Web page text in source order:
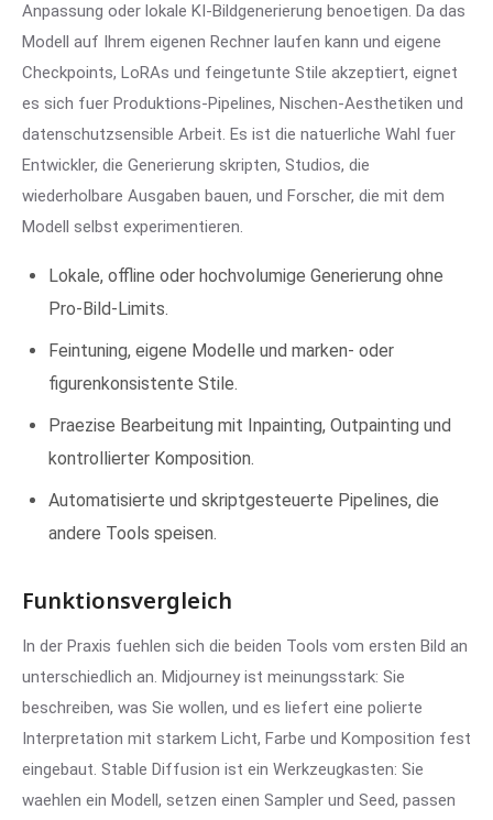
Anpassung oder lokale KI-Bildgenerierung benoetigen. Da das
Modell auf Ihrem eigenen Rechner laufen kann und eigene
Checkpoints, LoRAs und feingetunte Stile akzeptiert, eignet
es sich fuer Produktions-Pipelines, Nischen-Aesthetiken und
datenschutzsensible Arbeit. Es ist die natuerliche Wahl fuer
Entwickler, die Generierung skripten, Studios, die
wiederholbare Ausgaben bauen, und Forscher, die mit dem
Modell selbst experimentieren.
Lokale, offline oder hochvolumige Generierung ohne
Pro-Bild-Limits.
Feintuning, eigene Modelle und marken- oder
figurenkonsistente Stile.
Praezise Bearbeitung mit Inpainting, Outpainting und
kontrollierter Komposition.
Automatisierte und skriptgesteuerte Pipelines, die
andere Tools speisen.
Funktionsvergleich
In der Praxis fuehlen sich die beiden Tools vom ersten Bild an
unterschiedlich an. Midjourney ist meinungsstark: Sie
beschreiben, was Sie wollen, und es liefert eine polierte
Interpretation mit starkem Licht, Farbe und Komposition fest
eingebaut. Stable Diffusion ist ein Werkzeugkasten: Sie
waehlen ein Modell, setzen einen Sampler und Seed, passen